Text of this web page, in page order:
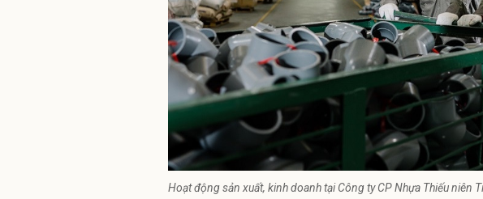
Hoạt động sản xuất, kinh doanh tại Công ty CP Nhựa Thiếu niên